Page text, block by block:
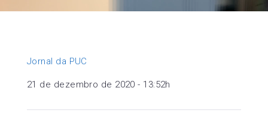
Jornal da PUC
21 de dezembro de 2020 - 13:52h